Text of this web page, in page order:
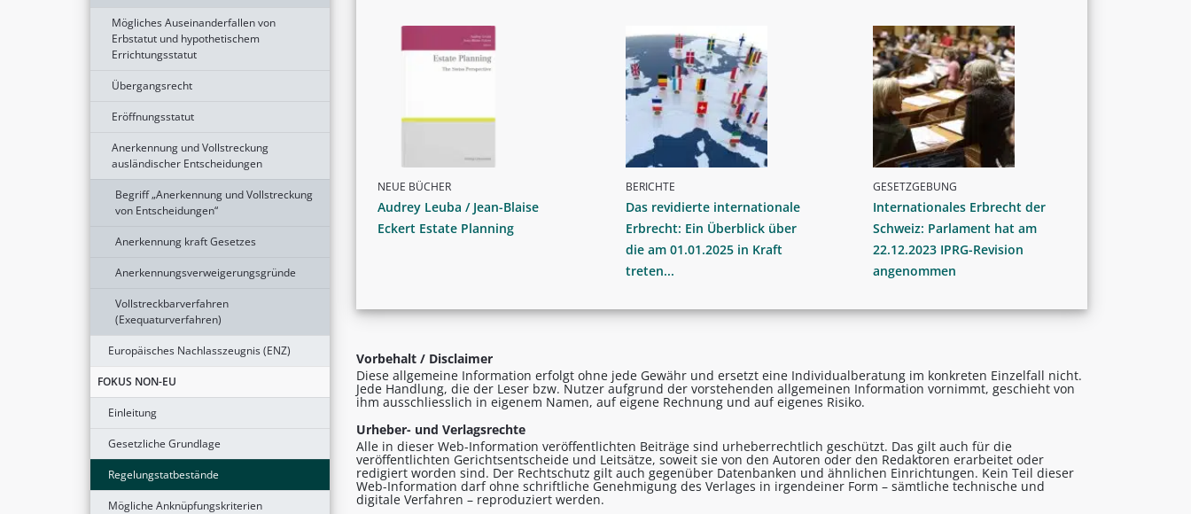
Mögliches Auseinanderfallen von
Erbstatut und hypothetischem
Errichtungsstatut
Übergangsrecht
Eröffnungsstatut
Anerkennung und Vollstreckung
ausländischer Entscheidungen
Begriff „Anerkennung und Vollstreckung
von Entscheidungen“
Anerkennung kraft Gesetzes
Anerkennungsverweigerungsgründe
Vollstreckbarverfahren
(Exequaturverfahren)
Europäisches Nachlasszeugnis (ENZ)
FOKUS NON-EU
Einleitung
Gesetzliche Grundlage
Regelungstatbestände
Mögliche Anknüpfungskriterien
NEUE BÜCHER
Audrey Leuba / Jean-Blaise
Eckert Estate Planning
BERICHTE
Das revidierte internationale
Erbrecht: Ein Überblick über
die am 01.01.2025 in Kraft
treten...
GESETZGEBUNG
Internationales Erbrecht der
Schweiz: Parlament hat am
22.12.2023 IPRG-Revision
angenommen
Vorbehalt / Disclaimer
Diese allgemeine Information erfolgt ohne jede Gewähr und ersetzt eine Individualberatung im konkreten Einzelfall nicht.
Jede Handlung, die der Leser bzw. Nutzer aufgrund der vorstehenden allgemeinen Information vornimmt, geschieht von
ihm ausschliesslich in eigenem Namen, auf eigene Rechnung und auf eigenes Risiko.
Urheber- und Verlagsrechte
Alle in dieser Web-Information veröffentlichten Beiträge sind urheberrechtlich geschützt. Das gilt auch für die
veröffentlichten Gerichtsentscheide und Leitsätze, soweit sie von den Autoren oder den Redaktoren erarbeitet oder
redigiert worden sind. Der Rechtschutz gilt auch gegenüber Datenbanken und ähnlichen Einrichtungen. Kein Teil dieser
Web-Information darf ohne schriftliche Genehmigung des Verlages in irgendeiner Form – sämtliche technische und
digitale Verfahren – reproduziert werden.